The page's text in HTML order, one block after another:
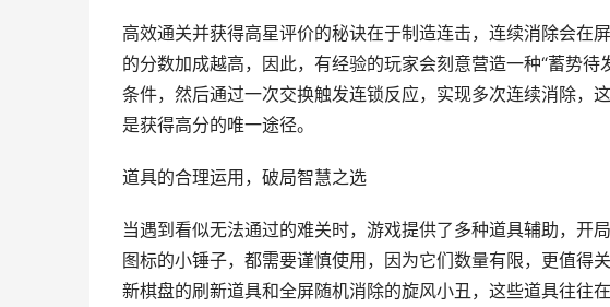
高效通关并获得高星评价的秘诀在于制造连击，连续消除会在
的分数加成越高，因此，有经验的玩家会刻意营造一种“蓄势
条件，然后通过一次交换触发连锁反应，实现多次连续消除，
是获得高分的唯一途径。
道具的合理运用，破局智慧之选
当遇到看似无法通过的难关时，游戏提供了多种道具辅助，开
图标的小锤子，都需要谨慎使用，因为它们数量有限，更值得
新棋盘的刷新道具和全屏随机消除的旋风小丑，这些道具往往